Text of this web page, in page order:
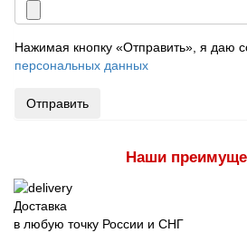
Нажимая кнопку «Отправить», я даю
персональных данных
Отправить
Наши
Доставка
в любую точку России и СНГ